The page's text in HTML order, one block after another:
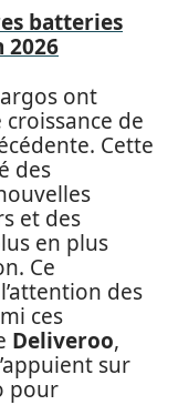
batteries
2026
ont
de
Cette
des
et des
en plus
Ce
des
ces
Deliveroo,
sur
pour